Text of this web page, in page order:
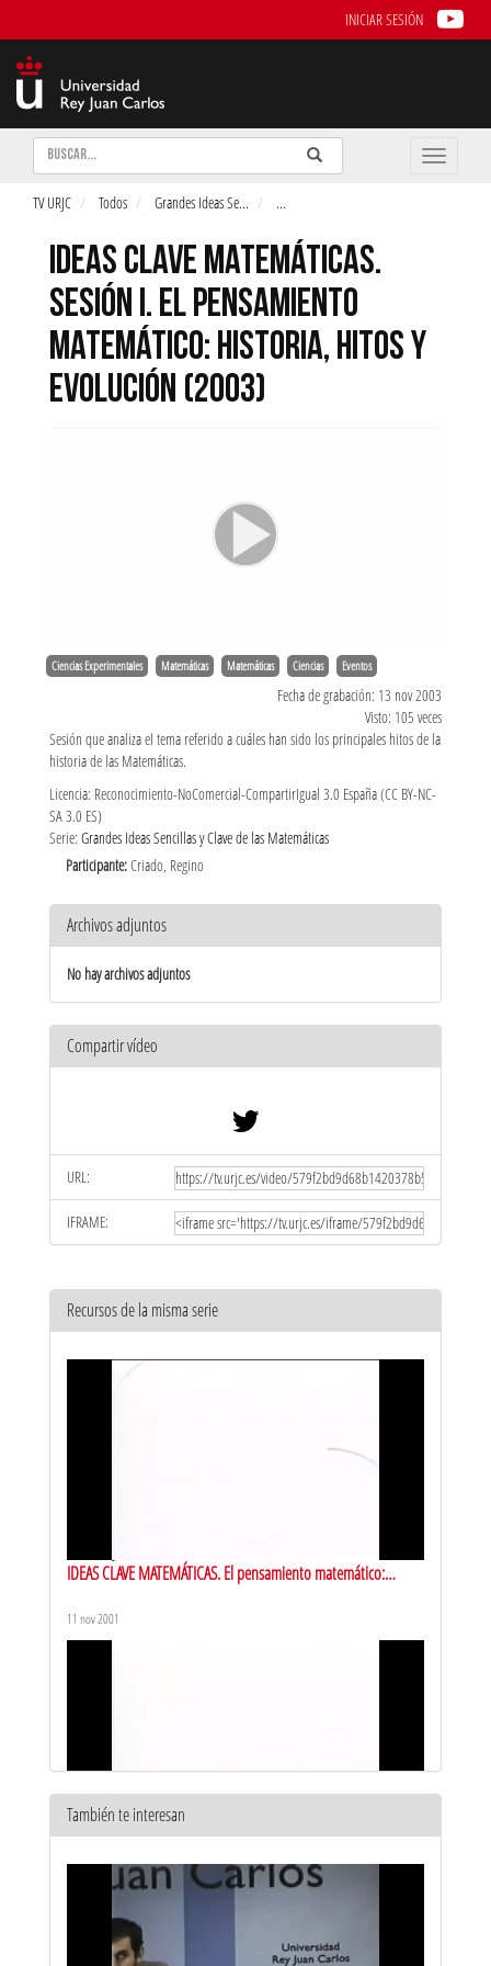
INICIAR SESIÓN
Buscar Enviar
Buscar
Toggle
TV URJC Todos Grandes Ideas Se... ...
IDEAS CLAVE MATEMÁTICAS.
SESIÓN I. EL PENSAMIENTO
MATEMÁTICO: HISTORIA, HITOS Y
EVOLUCIÓN (2003)
Ciencias Experimentales Matemáticas Matemáticas Ciencias Eventos
Fecha de grabación: 13 nov 2003
Visto: 105 veces
Sesión que analiza el tema referido a cuáles han sido los principales hitos de la
historia de las Matemáticas.
Licencia: Reconocimiento-NoComercial-CompartirIgual 3.0 España (CC BY-NC-
SA 3.0 ES)
Serie: Grandes Ideas Sencillas y Clave de las Matemáticas
Participante:Criado, Regino
Archivos adjuntos
No hay archivos adjuntos
Compartir vídeo
URL:
IFRAME:
Recursos de la misma serie
IDEAS CLAVE MATEMÁTICAS. El pensamiento matemático:
11 nov 2001
También te interesan